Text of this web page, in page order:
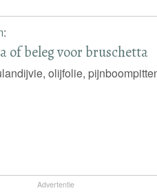
:
of beleg voor bruschetta
olijfolie,
Advertentie